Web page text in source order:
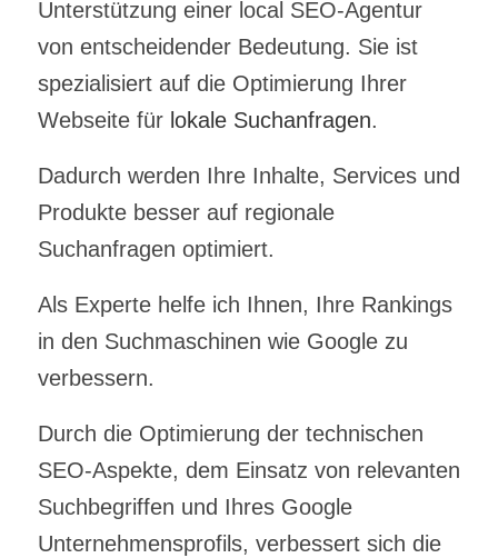
Unterstützung einer local SEO-Agentur
von entscheidender Bedeutung. Sie ist
spezialisiert auf die Optimierung Ihrer
Webseite für lokale Suchanfragen.
Dadurch werden Ihre Inhalte, Services und
Produkte besser auf regionale
Suchanfragen optimiert.
Als Experte helfe ich Ihnen, Ihre Rankings
in den Suchmaschinen wie Google zu
verbessern.
Durch die Optimierung der technischen
SEO-Aspekte, dem Einsatz von relevanten
Suchbegriffen und Ihres Google
Unternehmensprofils, verbessert sich die